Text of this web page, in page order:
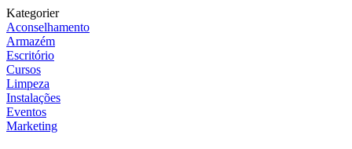
Kategorier
Aconselhamento
Armazém
Escritório
Cursos
Limpeza
Instalações
Eventos
Marketing